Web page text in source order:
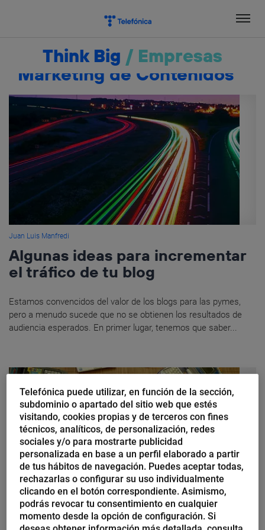
Think Big / Empresas
Marketing de Contenidos
Juan Luis Manfredi
Algunas ideas para incrementar
el tráfico de tu blog
Estamos convencidos del valor de los blogs para las pymes,
pero a menudo sucede que no se obtienen los resultados de
audiencia esperados. En primer lugar, tenemos que saber...
Javier Martín
Telefónica puede utilizar, en función de la sección,
subdominio o apartado del sitio web que estés
visitando, cookies propias y de terceros con fines
técnicos, analíticos, de personalización, redes
sociales y/o para mostrarte publicidad
personalizada en base a un perfil elaborado a partir
de tus hábitos de navegación. Puedes aceptar todas,
rechazarlas o configurar su uso individualmente
clicando en el botón correspondiente. Asimismo,
podrás revocar tu consentimiento en cualquier
momento desde la opción de configuración. Si